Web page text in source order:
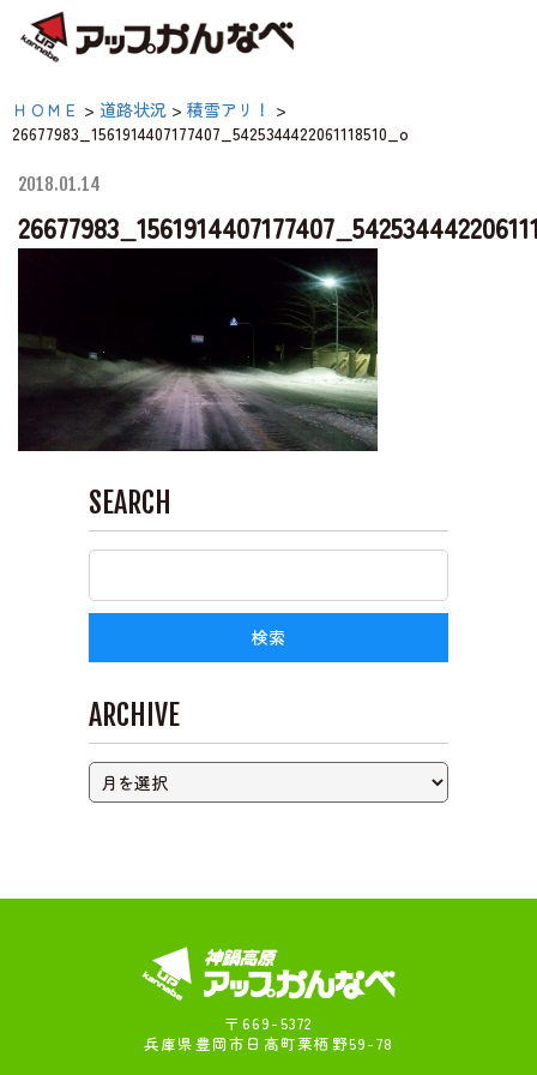
【公式】アップかんなべ
庫県豊岡市・関西 アウ
ア・キャンプ場・熱気球
原アクティビティ
夏のスキー場も「かなり遊べる」！
神鍋高原キャンプ場
神鍋高原アクティビティ
宿泊案内
神鍋高原体育館
ライブカメラ
ＨＯＭＥ > 道路状況 > 積雪アリ！ >
26677983_1561914407177407_5425344422061118510_o
2018.01.14
SEARCH
ARCHIVE
〒669-5372
兵庫県豊岡市日高町栗栖野59-78